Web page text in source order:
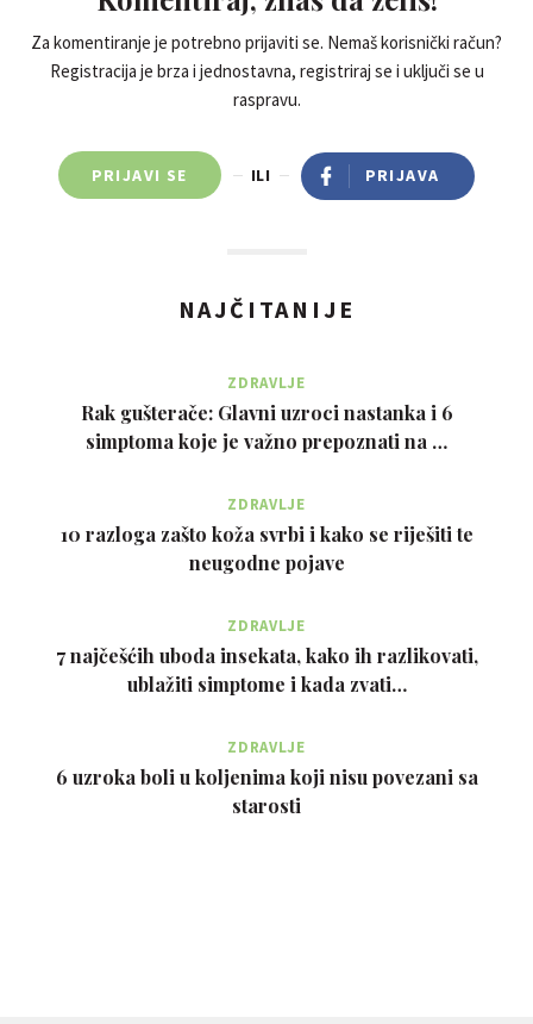
Za komentiranje je potrebno prijaviti se. Nemaš korisnički račun?
Registracija je brza i jednostavna, registriraj se i uključi se u
raspravu.
PRIJAVI SE ILI PRIJAVA
NAJČITANIJE
ZDRAVLJE
Rak gušterače: Glavni uzroci nastanka i 6
simptoma koje je važno prepoznati na …
ZDRAVLJE
10 razloga zašto koža svrbi i kako se riješiti te
neugodne pojave
ZDRAVLJE
7 najčešćih uboda insekata, kako ih razlikovati,
ublažiti simptome i kada zvati…
ZDRAVLJE
6 uzroka boli u koljenima koji nisu povezani sa
starosti